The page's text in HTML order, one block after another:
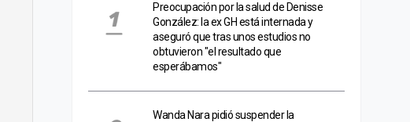
Preocupación por la salud de Denisse
González: la ex GH está internada y
aseguró que tras unos estudios no
obtuvieron "el resultado que
esperábamos"
Wanda Nara pidió suspender la